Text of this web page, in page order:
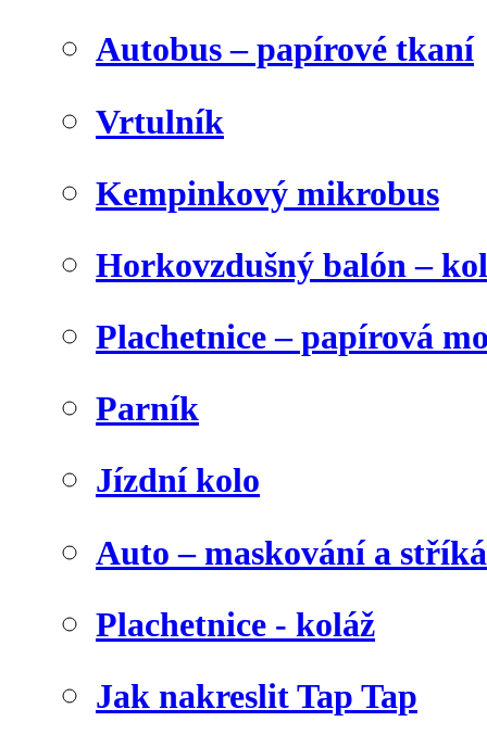
Autobus – papírové tkaní
Vrtulník
Kempinkový mikrobus
Horkovzdušný balón –
Plachetnice – papírová
Parník
Jízdní kolo
Auto – maskování a
Plachetnice - koláž
Jak nakreslit Tap Tap